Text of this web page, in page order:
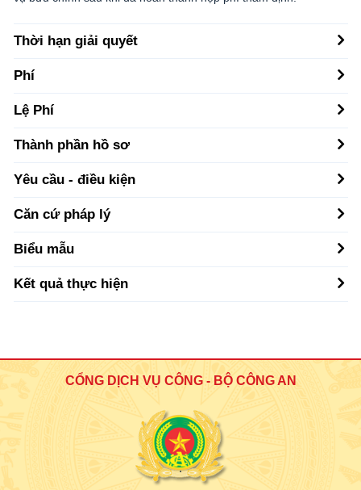
Thời hạn giải quyết
Phí
Lệ Phí
Thành phần hồ sơ
Yêu cầu - điều kiện
Căn cứ pháp lý
Biểu mẫu
Kết quả thực hiện
CỔNG DỊCH VỤ CÔNG - BỘ CÔNG AN
.